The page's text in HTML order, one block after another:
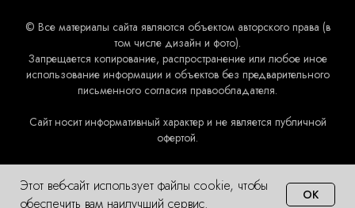
© Все материалы сайта являются объектом авторского права (в
том числе дизайн и фото).
Запрещается копирование, распространение или любое иное
использование информации и объектов без предварительного
письменного согласия правообладателя.
Сайт носит информативный характер и не является публичной
офертой.
Этот веб-сайт использует файлы cookie, чтобы
обеспечить вам наилучший сервис.
OK